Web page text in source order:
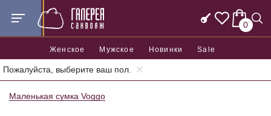
0
Женское Мужское Новинки Sale
Пожалуйста, выберите ваш пол.
Главная Женские сумки Женские маленькие сумки
Маленькая сумка Voggo